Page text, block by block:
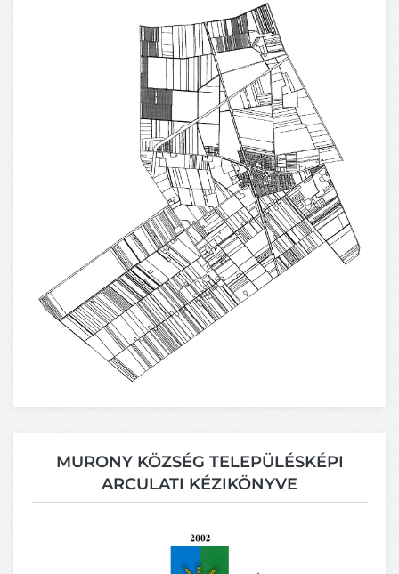
MURONY KÖZSÉG TELEPÜLÉSKÉPI
ARCULATI KÉZIKÖNYVE